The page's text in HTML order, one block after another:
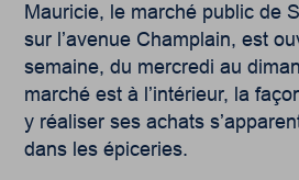
Mauricie, le marché public de
sur l’avenue Champlain, est
semaine, du mercredi au
marché est à l’intérieur, la
y réaliser ses achats
dans les épiceries.